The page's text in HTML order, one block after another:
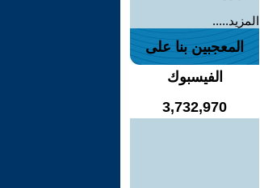
المزيد.....
المعجبين بنا على
الفيسبوك
3,732,970